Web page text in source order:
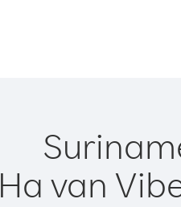
Ha van